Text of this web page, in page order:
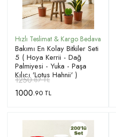
Bakımı En Kolay Bitkiler Seti
5 ( Hoya Kerrii - Dağ
Palmiyesi - Yuka - Paşa
Kılıcı 'Lotus Hahnii' )
1250.87 TL
1000.90 TL